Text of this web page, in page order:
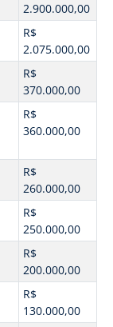
2.900.000,00
R$
2.075.000,00
R$
370.000,00
R$
360.000,00
R$
260.000,00
R$
250.000,00
R$
200.000,00
R$
130.000,00